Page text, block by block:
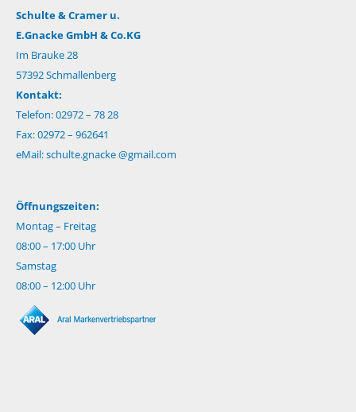
Schulte & Cramer u.
E.Gnacke GmbH & Co.KG
Im Brauke 28
57392 Schmallenberg
Kontakt:
Telefon: 02972 – 78 28
Fax: 02972 – 962641
eMail:schulte.gnacke @gmail.com
Öffnungszeiten:
Montag – Freitag
08:00 – 17:00 Uhr
Samstag
08:00 – 12:00 Uhr